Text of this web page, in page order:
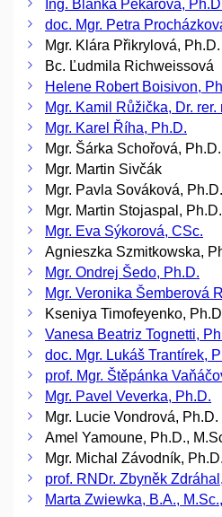
Ing. Blanka Pekárová,
doc. Mgr. Petra
Mgr. Klára Přikrylová, Ph.D.
Bc. Ľudmila Richweissová
Helene Robert Boisivon,
Mgr. Kamil Růžička, Dr. rer.
Mgr. Karel Říha, Ph.D.
Mgr. Šárka Schořová, Ph.D.
Mgr. Martin Sivčák
Mgr. Pavla Sováková, Ph.D.
Mgr. Martin Stojaspal, Ph.D.
Mgr. Eva Sýkorová, CSc.
Agnieszka Szmitkowska,
Mgr. Ondrej Šedo, Ph.D.
Mgr. Veronika Šemberová
Kseniya Timofeyenko,
Vanesa Beatriz Tognetti,
doc. Mgr. Lukáš Trantírek,
prof. Mgr. Štěpánka
Mgr. Pavel Veverka, Ph.D.
Mgr. Lucie Vondrová, Ph.D.
Amel Yamoune, Ph.D.,
Mgr. Michal Závodník, Ph.D.
prof. RNDr. Zbyněk
Marta Zwiewka, B.A.,